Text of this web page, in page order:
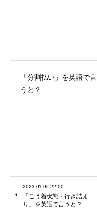
「分割払い」を英語で言
うと？
2023.01.06 22:00
「こう着状態・行き詰ま
り」を英語で言うと？